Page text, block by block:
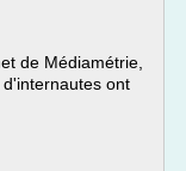
de Médiamétrie,
ont